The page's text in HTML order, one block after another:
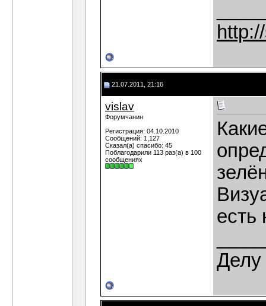
21.07.2011, 21:16
vislav
Форумчанин
Регистрация: 04.10.2010
Сообщений: 1,127
Сказал(а) спасибо: 45
Поблагодарили 113 раз(а) в 100
сообщениях
есть
Делу